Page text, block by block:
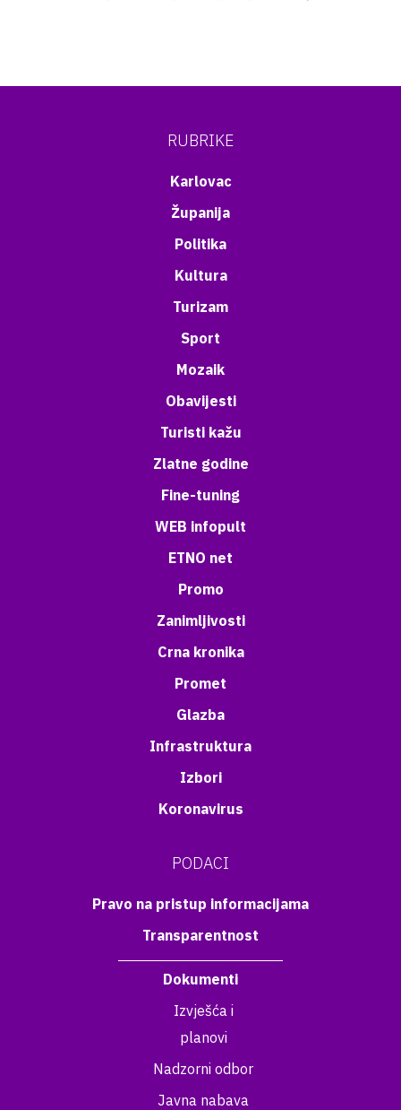
RUBRIKE
Karlovac
Županija
Politika
Kultura
Turizam
Sport
Mozaik
Obavijesti
Turisti kažu
Zlatne godine
Fine-tuning
WEB infopult
ETNO net
Promo
Zanimljivosti
Crna kronika
Promet
Glazba
Infrastruktura
Izbori
Koronavirus
PODACI
Pravo na pristup informacijama
Transparentnost
Dokumenti
Izvješća i
planovi
Nadzorni odbor
Javna nabava